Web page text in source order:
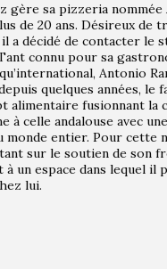
gère sa pizzeria nommée
de 20 ans. Désireux de
a décidé de contacter le
connu pour sa
Antonio
quelques années, le
alimentaire fusionnant la
à celle andalouse avec
monde entier. Pour cette
sur le soutien de son
un espace dans lequel il
lui.